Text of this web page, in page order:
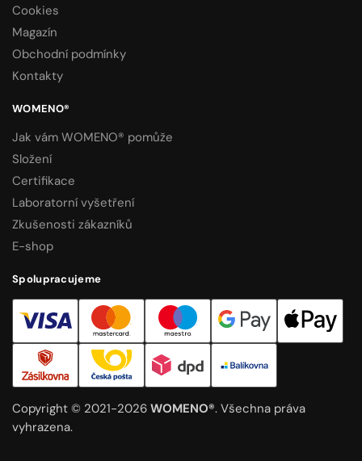
Cookies
Magazín
Obchodní podmínky
Kontakty
WOMENO®
Jak vám WOMENO® pomůže
Složení
Certifikace
Laboratorní vyšetření
Zkušenosti zákazníků
E-shop
Spolupracujeme
Copyright © 2021-2026 WOMENO®. Všechna práva
vyhrazena.